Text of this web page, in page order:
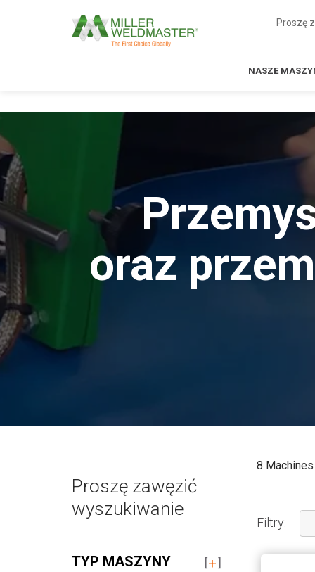
Proszę
NASZE
oraz
Proszę zawęzić
wyszukiwanie
TYP MASZYNY
8
Filtry: